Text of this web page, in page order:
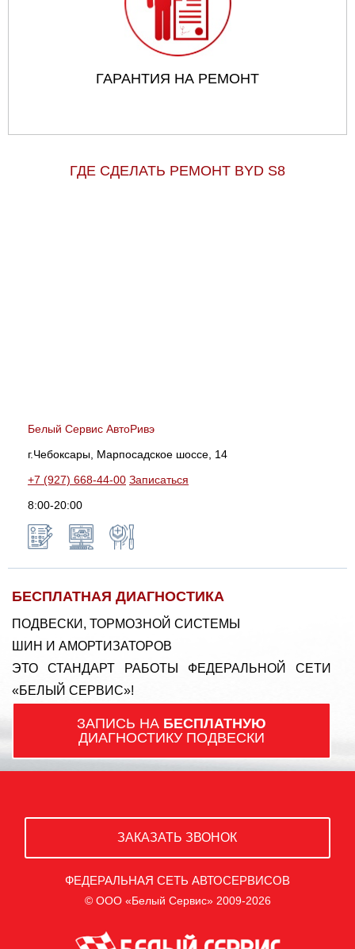
ГАРАНТИЯ НА РЕМОНТ
ГДЕ СДЕЛАТЬ РЕМОНТ BYD S8
Белый Сервис АвтоРивэ
г.Чебоксары, Марпосадское шоссе, 14
+7 (927) 668-44-00 Записаться
8:00-20:00
БЕСПЛАТНАЯ ДИАГНОСТИКА
ПОДВЕСКИ, ТОРМОЗНОЙ СИСТЕМЫ
ШИН И АМОРТИЗАТОРОВ
ЭТО СТАНДАРТ РАБОТЫ ФЕДЕРАЛЬНОЙ СЕТИ
«БЕЛЫЙ СЕРВИС»!
ЗАПИСЬ НА БЕСПЛАТНУЮ
ДИАГНОСТИКУ ПОДВЕСКИ
ЗАКАЗАТЬ ЗВОНОК
ФЕДЕРАЛЬНАЯ СЕТЬ АВТОСЕРВИСОВ
© ООО «Белый Сервис» 2009-2026